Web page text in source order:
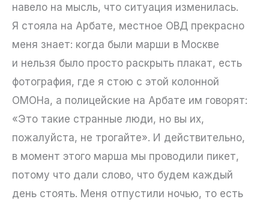
навело на мысль, что ситуация изменилась.
Я стояла на Арбате, местное ОВД прекрасно
меня знает: когда были марши в Москве
и нельзя было просто раскрыть плакат, есть
фотография, где я стою с этой колонной
ОМОНа, а полицейские на Арбате им говорят:
«Это такие странные люди, но вы их,
пожалуйста, не трогайте». И действительно,
в момент этого марша мы проводили пикет,
потому что дали слово, что будем каждый
день стоять. Меня отпустили ночью, то есть